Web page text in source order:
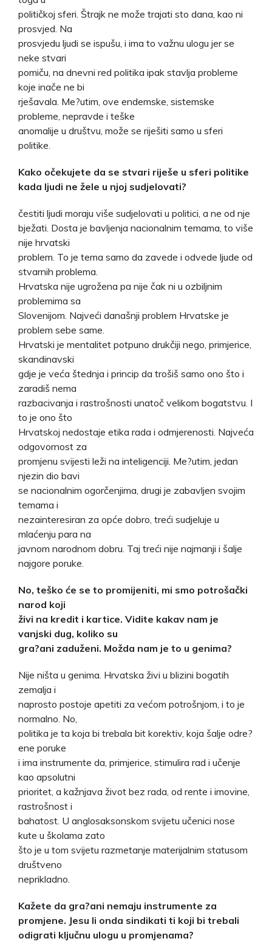
političkoj sferi. Štrajk ne može trajati sto dana, kao ni
prosvjed. Na
prosvjedu ljudi se ispušu, i ima to važnu ulogu jer se
neke stvari
pomiču, na dnevni red politika ipak stavlja probleme
koje inače ne bi
rješavala. Me?utim, ove endemske, sistemske
probleme, nepravde i teške
anomalije u društvu, može se riješiti samo u sferi
politike.
Kako očekujete da se stvari riješe u sferi politike
kada ljudi ne žele u njoj sudjelovati?
čestiti ljudi moraju više sudjelovati u politici, a ne od nje
bježati. Dosta je bavljenja nacionalnim temama, to više
nije hrvatski
problem. To je tema samo da zavede i odvede ljude od
stvarnih problema.
Hrvatska nije ugrožena pa nije čak ni u ozbiljnim
problemima sa
Slovenijom. Najveći današnji problem Hrvatske je
problem sebe same.
Hrvatski je mentalitet potpuno drukčiji nego, primjerice,
skandinavski
gdje je veća štednja i princip da trošiš samo ono što i
zaradiš nema
razbacivanja i rastrošnosti unatoč velikom bogatstvu. I
to je ono što
Hrvatskoj nedostaje etika rada i odmjerenosti. Najveća
odgovornost za
promjenu svijesti leži na inteligenciji. Me?utim, jedan
njezin dio bavi
se nacionalnim ogorčenjima, drugi je zabavljen svojim
temama i
nezainteresiran za opće dobro, treći sudjeluje u
mlaćenju para na
javnom narodnom dobru. Taj treći nije najmanji i šalje
najgore poruke.
No, teško će se to promijeniti, mi smo potrošački
narod koji
živi na kredit i kartice. Vidite kakav nam je
vanjski dug, koliko su
gra?ani zaduženi. Možda nam je to u genima?
Nije ništa u genima. Hrvatska živi u blizini bogatih
zemalja i
naprosto postoje apetiti za većom potrošnjom, i to je
normalno. No,
politika je ta koja bi trebala bit korektiv, koja šalje odre?
ene poruke
i ima instrumente da, primjerice, stimulira rad i učenje
kao apsolutni
prioritet, a kažnjava život bez rada, od rente i imovine,
rastrošnost i
bahatost. U anglosaksonskom svijetu učenici nose
kute u školama zato
što je u tom svijetu razmetanje materijalnim statusom
društveno
neprikladno.
Kažete da gra?ani nemaju instrumente za
promjene. Jesu li onda sindikati ti koji bi trebali
odigrati ključnu ulogu u promjenama?